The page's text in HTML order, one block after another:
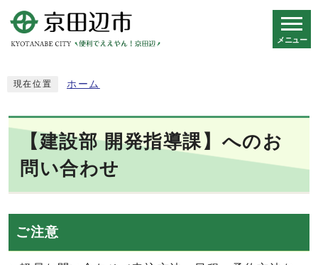
メニュー
現在位置 ホーム
【建設部 開発指導課】へのお
問い合わせ
ご注意